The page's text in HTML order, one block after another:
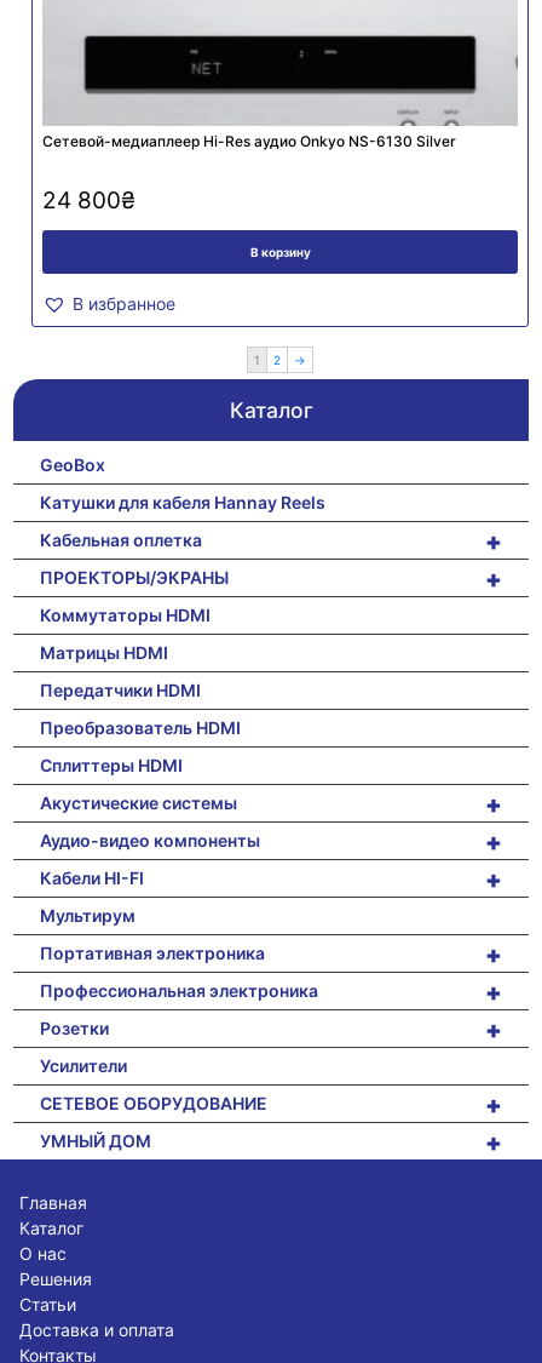
Сетевой-медиаплеер Hi-Res аудио Onkyo NS-6130 Silver
24 800₴
В корзину
В избранное
1 2 →
Каталог
GeoBox
Катушки для кабеля Hannay Reels
+
Кабельная оплетка
+
ПРОЕКТОРЫ/ЭКРАНЫ
Коммутаторы HDMI
Матрицы HDMI
Передатчики HDMI
Преобразователь HDMI
Сплиттеры HDMI
+
Акустические системы
+
Аудио-видео компоненты
+
Кабели HI-FI
Мультирум
+
Портативная электроника
+
Профессиональная электроника
+
Розетки
Усилители
+
СЕТЕВОЕ ОБОРУДОВАНИЕ
+
УМНЫЙ ДОМ
Главная
Каталог
О нас
Решения
Статьи
Доставка и оплата
Контакты